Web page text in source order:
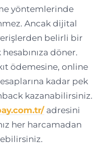
yöntemlerinde
Ancak dijital
belirli bir
döner.
ödemesine, online
kadar pek
kazanabilirsiniz.
adresini
her harcamadan